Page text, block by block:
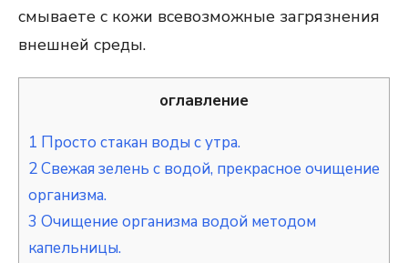
смываете с кожи всевозможные загрязнения
внешней среды.
оглавление
1 Просто стакан воды с утра.
2Свежая зелень с водой, прекрасное очищение
организма.
3 Очищение организма водой методом
капельницы.